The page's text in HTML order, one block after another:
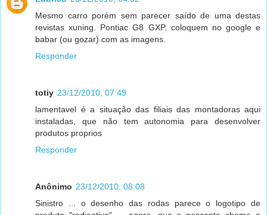
Mesmo carro porém sem parecer saído de uma destas
revistas xuning. Pontiac G8 GXP. coloquem no google e
babar (ou gozar) com as imagens.
Responder
totiy 23/12/2010, 07:49
lamentavel é a situação das filiais das montadoras aqui
instaladas, que não tem autonomia para desenvolver
produtos proprios
Responder
Anônimo 23/12/2010, 08:08
Sinistro ... o desenho das rodas parece o logotipo de